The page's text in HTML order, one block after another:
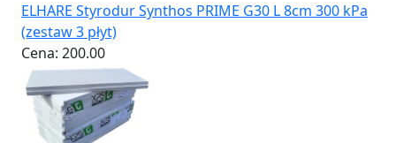
ELHARE Styrodur Synthos PRIME G30 L 8cm 300 kPa
(zestaw 3 płyt)
Cena: 200.00